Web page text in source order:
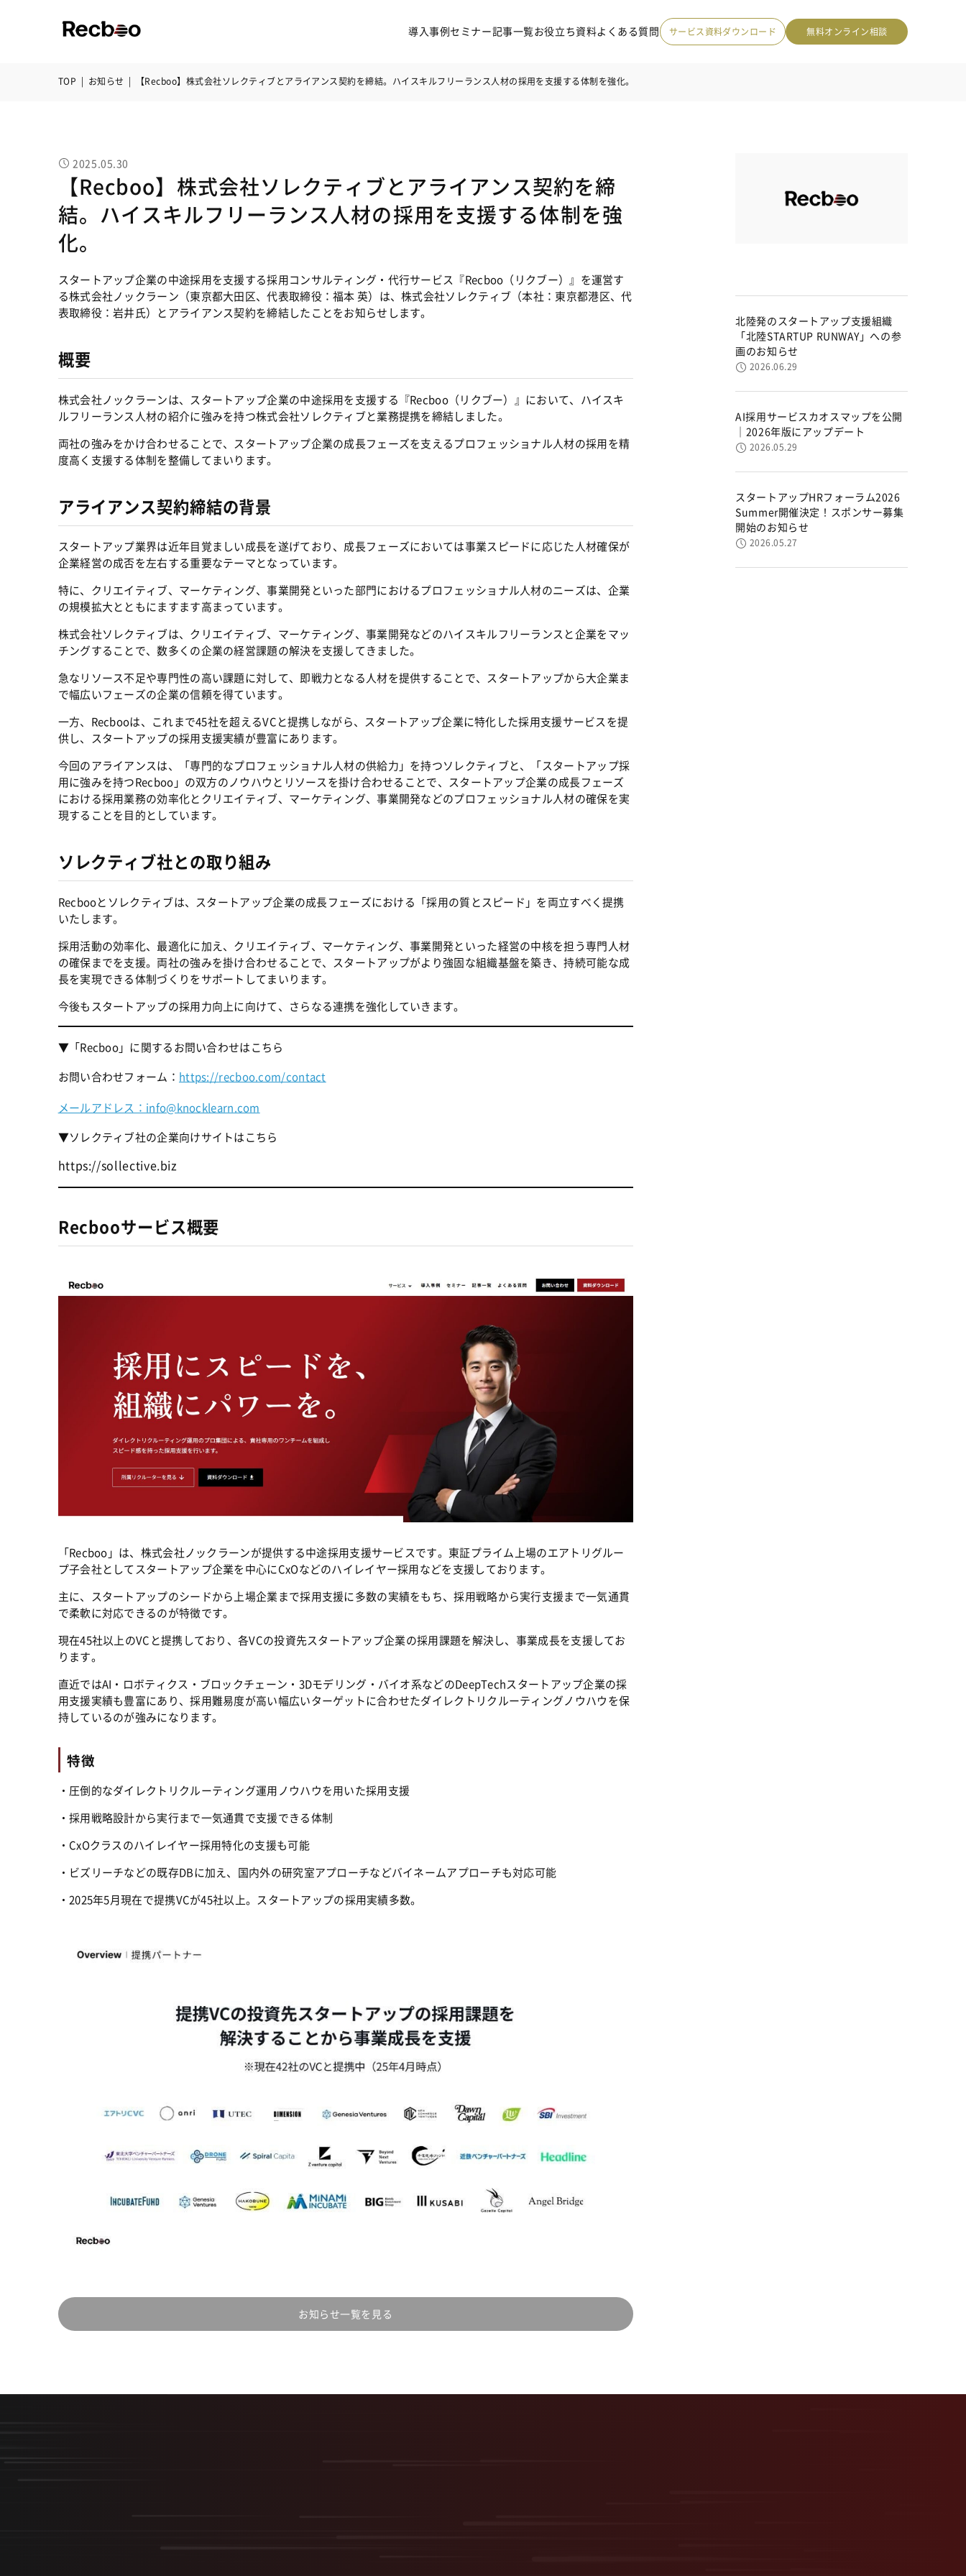
導入事例セミナー記事一覧お役立ち資料よくある質問 サービス資料ダウンロード 無料オンライン相談
導入事例
セミナー
記事一覧
サービス資料ダウンロード
TOP | お知らせ | 【Recboo】株式会社ソレクティブとアライアンス契約を締結。ハイスキルフリーランス人材の採用を支援する体制を強化。
2025.05.30
【Recboo】株式会社ソレクティブとアライアンス契約を締
結。ハイスキルフリーランス人材の採用を支援する体制を強
化。
スタートアップ企業の中途採用を支援する採用コンサルティング・代行サービス『Recboo（リクブー）』を運営す
る株式会社ノックラーン（東京都大田区、代表取締役：福本 英）は、株式会社ソレクティブ（本社：東京都港区、代
表取締役：岩井氏）とアライアンス契約を締結したことをお知らせします。
概要
株式会社ノックラーンは、スタートアップ企業の中途採用を支援する『Recboo（リクブー）』において、ハイスキ
ルフリーランス人材の紹介に強みを持つ株式会社ソレクティブと業務提携を締結しました。
両社の強みをかけ合わせることで、スタートアップ企業の成長フェーズを支えるプロフェッショナル人材の採用を精
度高く支援する体制を整備してまいります。
アライアンス契約締結の背景
スタートアップ業界は近年目覚ましい成長を遂げており、成長フェーズにおいては事業スピードに応じた人材確保が
企業経営の成否を左右する重要なテーマとなっています。
特に、クリエイティブ、マーケティング、事業開発といった部門におけるプロフェッショナル人材のニーズは、企業
の規模拡大とともにますます高まっています。
株式会社ソレクティブは、クリエイティブ、マーケティング、事業開発などのハイスキルフリーランスと企業をマッ
チングすることで、数多くの企業の経営課題の解決を支援してきました。
急なリソース不足や専門性の高い課題に対して、即戦力となる人材を提供することで、スタートアップから大企業ま
で幅広いフェーズの企業の信頼を得ています。
一方、Recbooは、これまで45社を超えるVCと提携しながら、スタートアップ企業に特化した採用支援サービスを提
供し、スタートアップの採用支援実績が豊富にあります。
今回のアライアンスは、「専門的なプロフェッショナル人材の供給力」を持つソレクティブと、「スタートアップ採
用に強みを持つRecboo」の双方のノウハウとリソースを掛け合わせることで、スタートアップ企業の成長フェーズ
における採用業務の効率化とクリエイティブ、マーケティング、事業開発などのプロフェッショナル人材の確保を実
現することを目的としています。
ソレクティブ社との取り組み
Recbooとソレクティブは、スタートアップ企業の成長フェーズにおける「採用の質とスピード」を両立すべく提携
いたします。
採用活動の効率化、最適化に加え、クリエイティブ、マーケティング、事業開発といった経営の中核を担う専門人材
の確保までを支援。両社の強みを掛け合わせることで、スタートアップがより強固な組織基盤を築き、持続可能な成
長を実現できる体制づくりをサポートしてまいります。
今後もスタートアップの採用力向上に向けて、さらなる連携を強化していきます。
▼「Recboo」に関するお問い合わせはこちら
お問い合わせフォーム： https://recboo.com/contact
メールアドレス：info@knocklearn.com
▼ソレクティブ社の企業向けサイトはこちら
https://sollective.biz
Recbooサービス概要
「Recboo」は、株式会社ノックラーンが提供する中途採用支援サービスです。東証プライム上場のエアトリグルー
プ子会社としてスタートアップ企業を中心にCxOなどのハイレイヤー採用などを支援しております。
主に、スタートアップのシードから上場企業まで採用支援に多数の実績をもち、採用戦略から実行支援まで一気通貫
で柔軟に対応できるのが特徴です。
現在45社以上のVCと提携しており、各VCの投資先スタートアップ企業の採用課題を解決し、事業成長を支援してお
ります。
直近ではAI・ロボティクス・ブロックチェーン・3Dモデリング・バイオ系などのDeepTechスタートアップ企業の採
用支援実績も豊富にあり、採用難易度が高い幅広いターゲットに合わせたダイレクトリクルーティングノウハウを保
持しているのが強みになります。
特徴
・圧倒的なダイレクトリクルーティング運用ノウハウを用いた採用支援
・採用戦略設計から実行まで一気通貫で支援できる体制
・CxOクラスのハイレイヤー採用特化の支援も可能
・ビズリーチなどの既存DBに加え、国内外の研究室アプローチなどバイネームアプローチも対応可能
・2025年5月現在で提携VCが45社以上。スタートアップの採用実績多数。
お知らせ一覧を見る
北陸発のスタートアップ支援組織
「北陸STARTUP RUNWAY」への参
画のお知らせ
2026.06.29
AI採用サービスカオスマップを公開
｜2026年版にアップデート
2026.05.29
スタートアップHRフォーラム2026
Summer開催決定！スポンサー募集
開始のお知らせ
2026.05.27